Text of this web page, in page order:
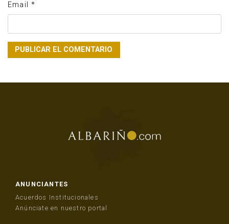
Email *
ANUNCIANTES
Acuerdos Institucionales
Anúnciate en nuestro portal